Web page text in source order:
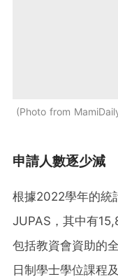
Photo from
申請人數逐少減
根據2022學年的統
JUPAS，其中有
包括教資會資助的
日制學士學位課程